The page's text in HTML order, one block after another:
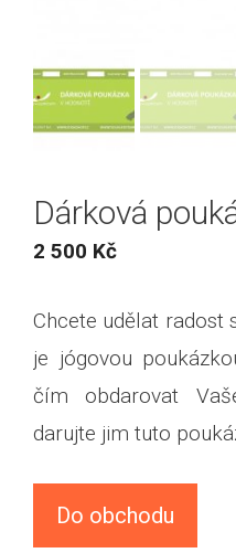
Dárková
2 500 Kč
Chcete udělat radost
je jógovou
čím obdarovat
darujte jim tuto
Do obchodu